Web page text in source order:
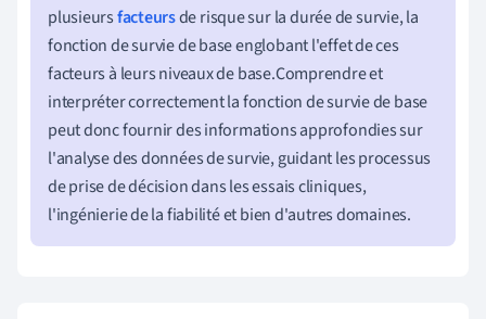
plusieursfacteursde risque sur la durée de survie, la
fonction de survie de base englobant l'effet de ces
facteurs à leurs niveaux de base.Comprendre et
interpréter correctement la fonction de survie de base
peut donc fournir des informations approfondies sur
l'analyse des données de survie, guidant les processus
de prise de décision dans les essais cliniques,
l'ingénierie de la fiabilité et bien d'autres domaines.